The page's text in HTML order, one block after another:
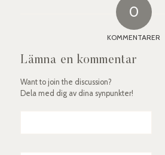
0
KOMMENTARER
Lämna en kommentar
Want to join the discussion?
Dela med dig av dina synpunkter!